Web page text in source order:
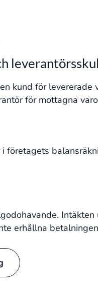
kund för levererade
för mottagna
erhållna